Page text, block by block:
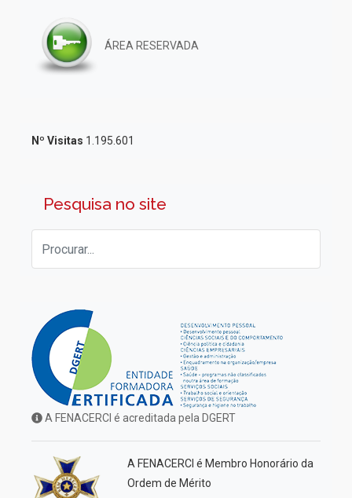
ÁREA RESERVADA
Nº Visitas 1.195.601
Pesquisa no site
A FENACERCI é acreditada pela DGERT
A FENACERCI é Membro Honorário da
Ordem de Mérito